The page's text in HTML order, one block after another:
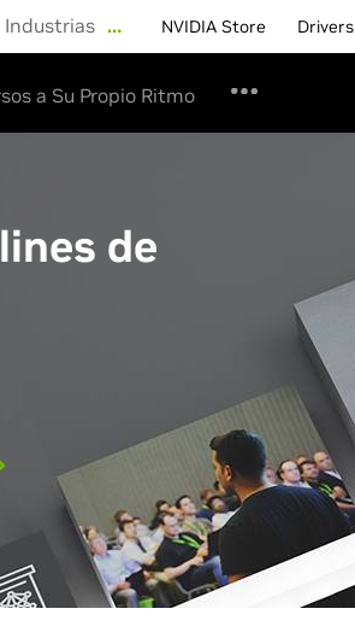
Industrias … NVIDIA Store Drivers
a Su Propio Ritmo
de